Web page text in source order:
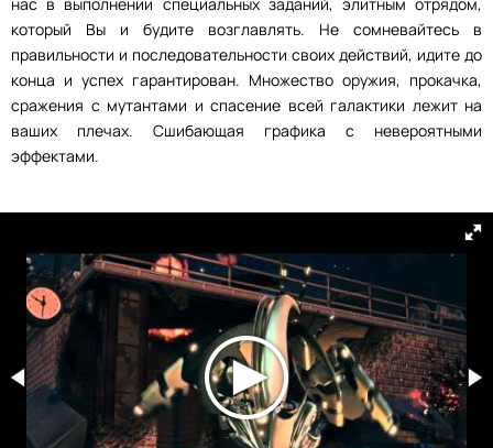
который Вы и будите возглавлять. Не сомневайтесь в
правильности и последовательности своих действий, идите до
конца и успех гарантирован. Множество оружия, прокачка,
сражения с мутантами и спасение всей галактики лежит на
ваших плечах. Сшибающая графика с невероятными
эффектами.